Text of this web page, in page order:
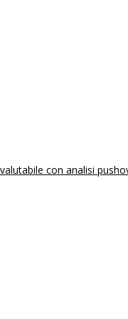
con analisi